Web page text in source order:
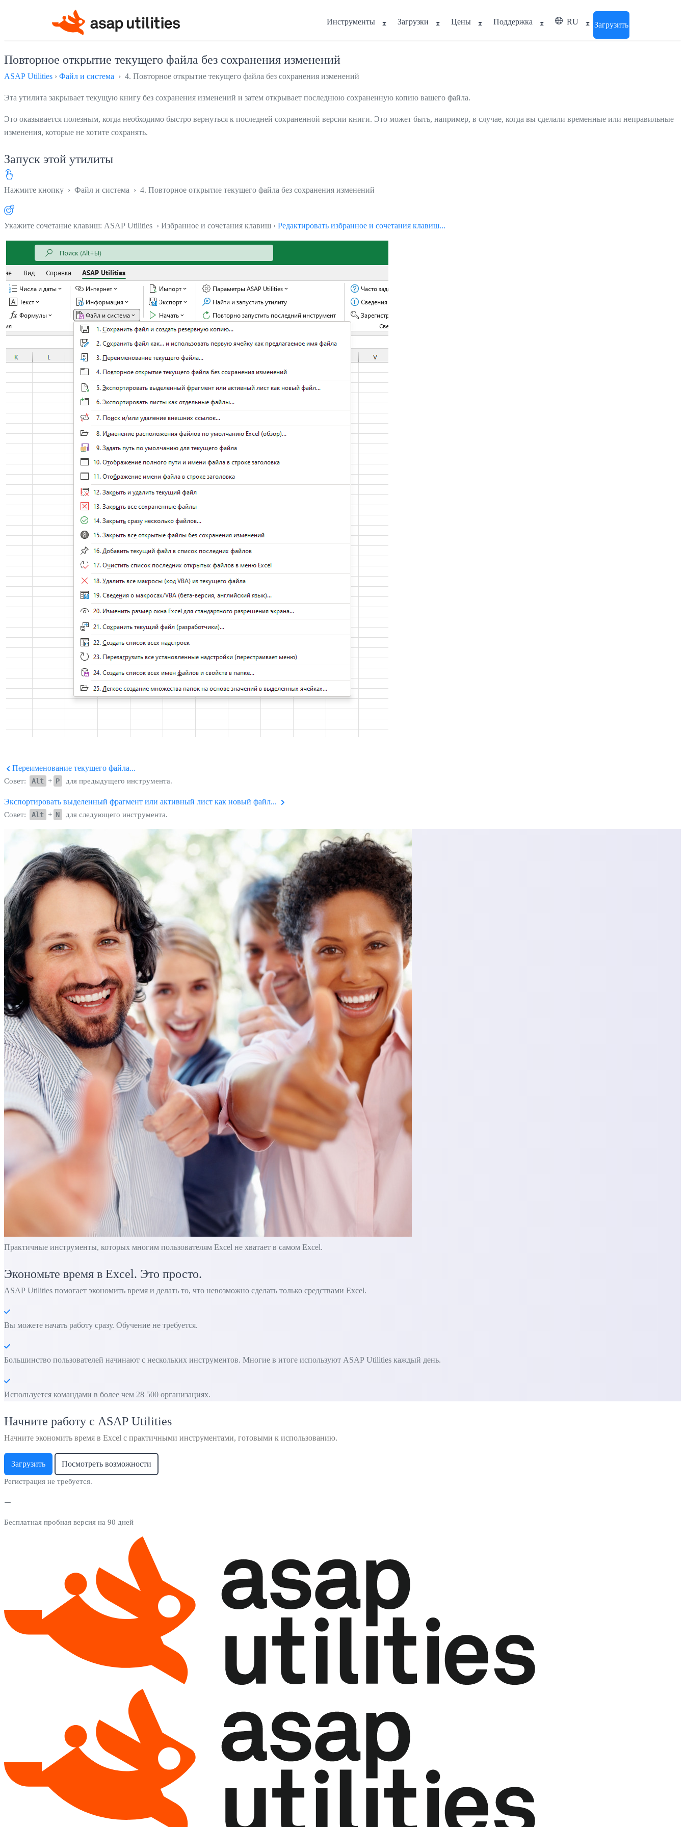
Инструменты Загрузки Цены Поддержка RU Загрузить
Повторное открытие текущего файла без сохранения изменений
ASAP Utilities › Файл и система › 4. Повторное открытие текущего файла без сохранения изменений
Эта утилита закрывает текущую книгу без сохранения изменений и затем открывает последнюю сохраненную копию вашего файла.
Это оказывается полезным, когда необходимо быстро вернуться к последней сохраненной версии книги. Это может быть, например, в случае, когда вы сделали временные или неправильные
изменения, которые не хотите сохранять.
Запуск этой утилиты
Нажмите кнопку › Файл и система › 4. Повторное открытие текущего файла без сохранения изменений
Укажите сочетание клавиш: ASAP Utilities › Избранное и сочетания клавиш › Редактировать избранное и сочетания клавиш...
Переименование текущего файла...
Совет: Alt + P для предыдущего инструмента.
Экспортировать выделенный фрагмент или активный лист как новый файл...
Совет: Alt + N для следующего инструмента.
Практичные инструменты, которых многим пользователям Excel не хватает в самом Excel.
Экономьте время в Excel. Это просто.
ASAP Utilities помогает экономить время и делать то, что невозможно сделать только средствами Excel.
Вы можете начать работу сразу. Обучение не требуется.
Большинство пользователей начинают с нескольких инструментов. Многие в итоге используют ASAP Utilities каждый день.
Используется командами в более чем 28 500 организациях.
Начните работу с ASAP Utilities
Начните экономить время в Excel с практичными инструментами, готовыми к использованию.
Загрузить Посмотреть возможности
Регистрация не требуется.
Бесплатная пробная версия на 90 дней